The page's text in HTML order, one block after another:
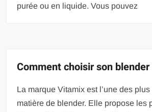
purée ou en liquide. Vous pouvez
Comment choisir son
La marque Vitamix est l’une des
matière de blender. Elle propose les